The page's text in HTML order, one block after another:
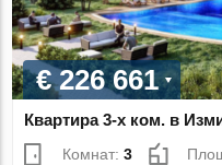
€ 226 661
Квартира 3-х ком. в
Комнат:3